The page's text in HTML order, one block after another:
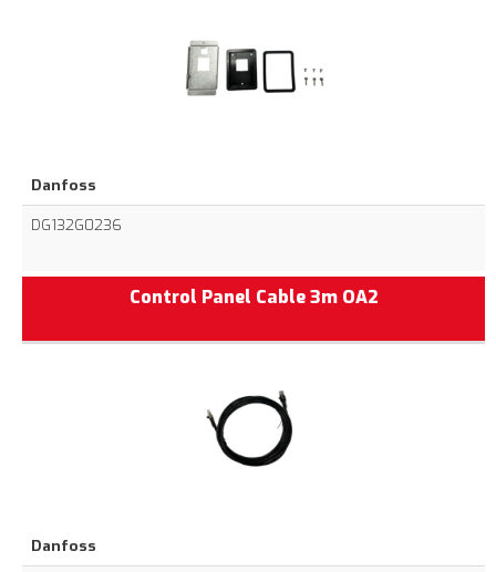
Danfoss
DG132G0236
Control Panel Cable 3m OA2
Danfoss